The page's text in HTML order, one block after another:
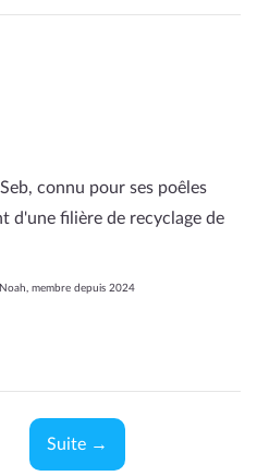
connu pour ses poêles
d'une filière de recyclage de
membre depuis 2024
Suite →